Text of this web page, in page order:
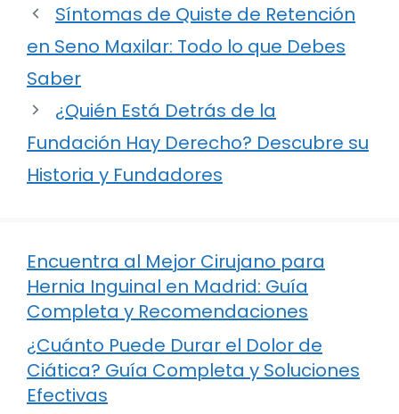
Síntomas de Quiste de Retención
en Seno Maxilar: Todo lo que Debes
Saber
¿Quién Está Detrás de la
Fundación Hay Derecho? Descubre su
Historia y Fundadores
Encuentra al Mejor Cirujano para
Hernia Inguinal en Madrid: Guía
Completa y Recomendaciones
¿Cuánto Puede Durar el Dolor de
Ciática? Guía Completa y Soluciones
Efectivas